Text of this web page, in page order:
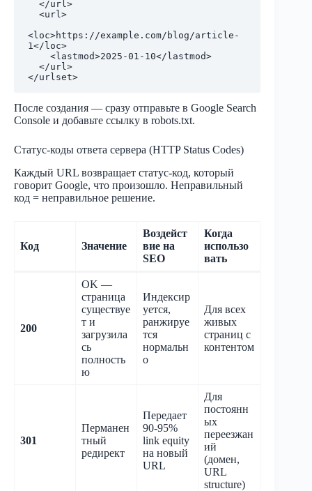
<loc>https://example.com/blog/article-
1</loc>
После создания — сразу отправьте в Google Search
Console и добавьте ссылку в robots.txt.
Статус-коды ответа сервера (HTTP Status Codes)
Каждый URL возвращает статус-код, который
говорит Google, что произошло. Неправильный
код = неправильное решение.
Код Значение
Воздейст
вие на
SEO
Когда
использо
вать
200
OK —
страница
существуе
т и
загрузила
сь
полность
ю
Индексир
уется,
ранжируе
тся
нормальн
о
Для всех
живых
страниц с
контентом
301
Перманен
тный
редирект
Передает
90-95%
link equity
на новый
URL
Для
постоянн
ых
переезжан
ий
(домен,
URL
structure)